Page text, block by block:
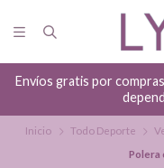
Envíos gratis por
Inicio Todo Deporte
Polera